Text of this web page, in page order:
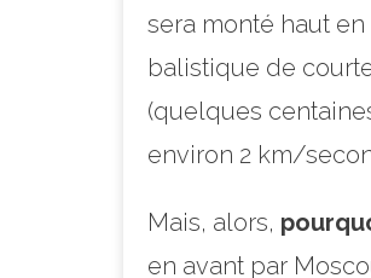
sera monté haut
balistique de
(quelques
environ 2 km/
Mais, alors,
en avant par